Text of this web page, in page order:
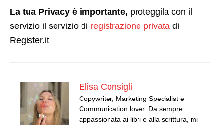
La tua Privacy è importante, proteggila con il
servizio il servizio di registrazione privata di
Register.it
Elisa Consigli
Copywriter, Marketing Specialist e
Communication lover. Da sempre
appassionata ai libri e alla scrittura, mi